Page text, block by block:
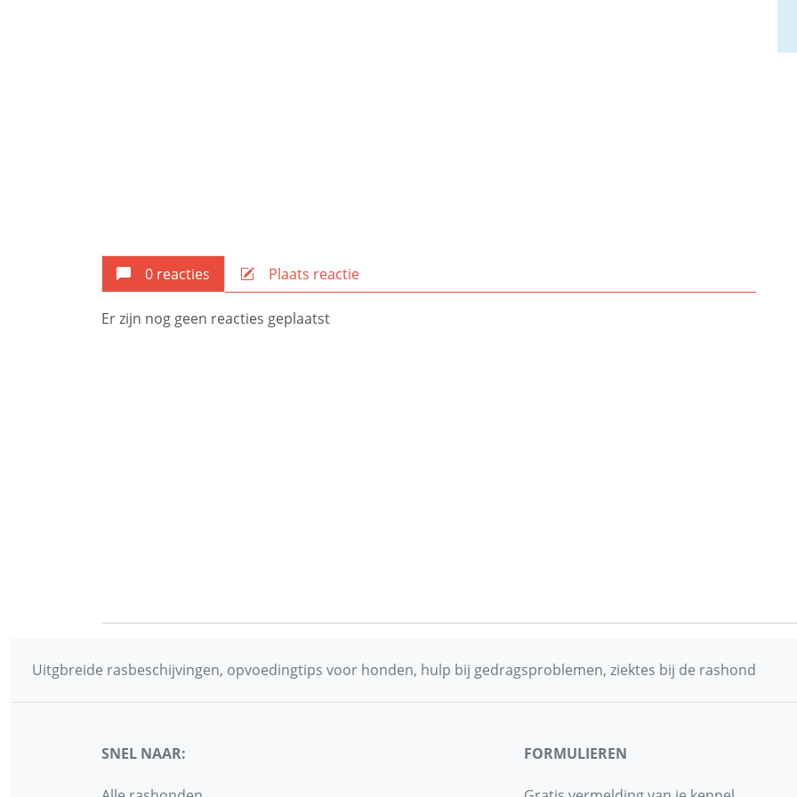
0 reacties Plaats reactie
Er zijn nog geen reacties geplaatst
Uitgbreide rasbeschijvingen, opvoedingtips voor honden, hulp bij gedragsproblemen, ziektes bij de rashond
SNEL NAAR: FORMULIEREN